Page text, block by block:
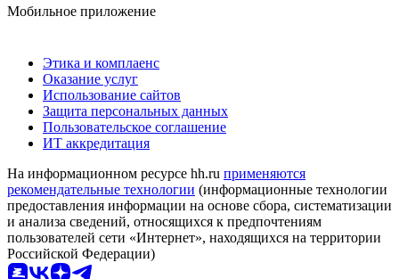
Мобильное приложение
Этика и комплаенс
Оказание услуг
Использование сайтов
Защита персональных данных
Пользовательское соглашение
ИТ аккредитация
На информационном ресурсе hh.ru применяются
рекомендательные технологии (информационные технологии
предоставления информации на основе сбора, систематизации
и анализа сведений, относящихся к предпочтениям
пользователей сети «Интернет», находящихся на территории
Российской Федерации)